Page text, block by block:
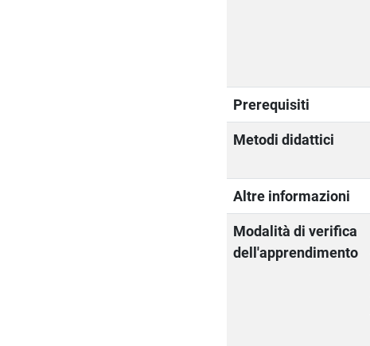
Prerequisiti
Metodi didattici
Altre informazioni
Modalità di verifica
dell'apprendimento